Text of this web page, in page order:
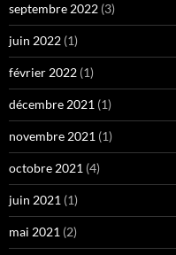
septembre 2022 (3)
juin 2022 (1)
février 2022 (1)
décembre 2021 (1)
novembre 2021 (1)
octobre 2021 (4)
juin 2021 (1)
mai 2021 (2)